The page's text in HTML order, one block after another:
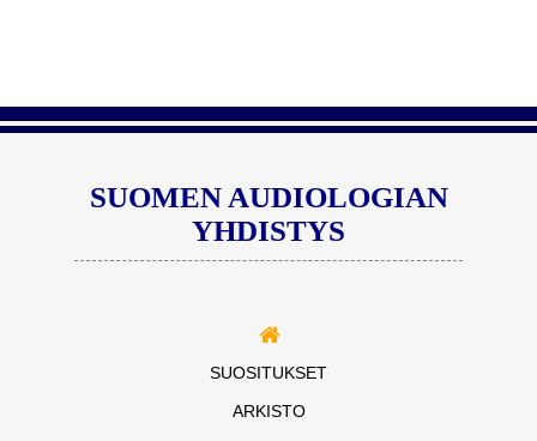
SUOMEN AUDIOLOGIAN
YHDISTYS
SUOSITUKSET
ARKISTO